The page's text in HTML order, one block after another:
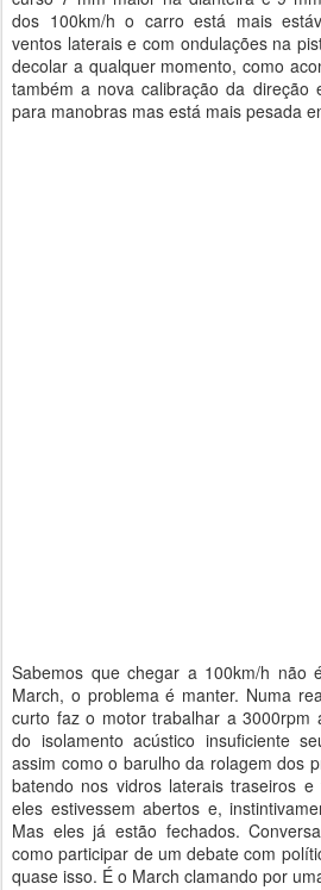
dos 100km/h o carro está mais
ventos laterais e com ondulações na
decolar a qualquer momento, como
também a nova calibração da direção
para manobras mas está mais pesada
Sabemos que chegar a 100km/h não
March, o problema é manter. Numa
curto faz o motor trabalhar a 3000rpm
do isolamento acústico insuficiente
assim como o barulho da rolagem dos
batendo nos vidros laterais traseiros
eles estivessem abertos e,
Mas eles já estão fechados.
como participar de um debate com
quase isso. É o March clamando por